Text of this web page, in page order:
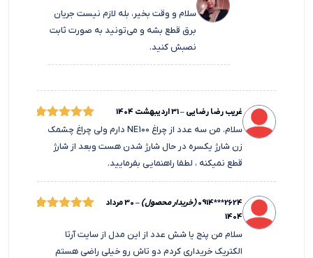
سلام و وقت بخیر، بله لازم نیست جریان
برق قطع بشه و می‌تونید به صورت ثابت
نصبش کنید.
امتیاز
از 5
غریب رضا رضایی –31 اردیبهشت 1404
سلام. من سه عدد از چراغ NE100 دارم ولی چراغ چشمک
زن شارژ یکسره در حال شارژ شدن هست وبعد از شارژ
قطع نمیکنه ، لطفا راهنمایی بفرمایید.
از 5
0914***2624 (خریدار محصول) –
30 مرداد
1404
سلام من پنج یا شش عدد از این مدل از سایت آرتا
الکتریک خریداری کردم دو تاش رو خیلی راضی هستم